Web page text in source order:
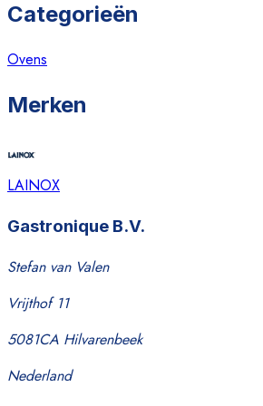
Categorieën
Ovens
Merken
LAINOX
Gastronique B.V.
Stefan van Valen
Vrijthof 11
5081CA Hilvarenbeek
Nederland